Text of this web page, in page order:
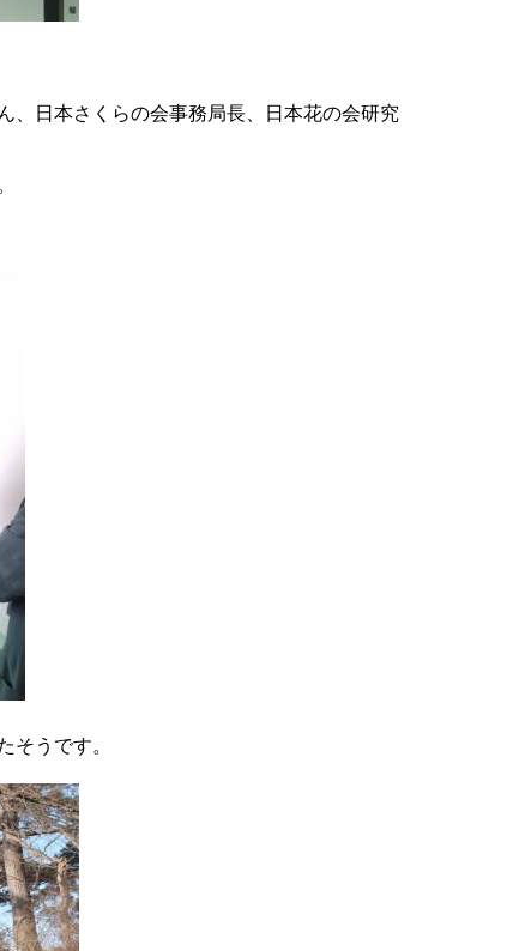
日本さくらの会事務局長、日本花の会研究
うです。